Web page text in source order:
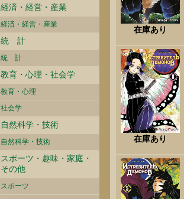
経済・経営・産業
経済・経営・産業
統 計
統 計
教育・心理・社会学
教育・心理
社会学
自然科学・技術
自然科学・技術
スポーツ・趣味・家庭・
その他
スポーツ
在庫あり
在庫あり